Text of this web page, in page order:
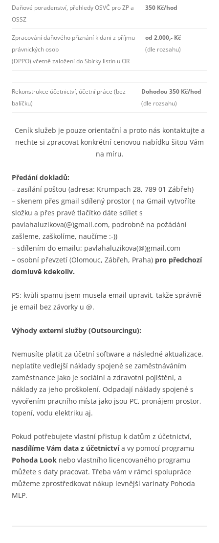
Daňové poradenství, přehledy OSVČ pro ZP a
OSSZ
350 Kč/hod
Zpracování daňového přiznání k dani z příjmu
právnických osob
(DPPO) včetně založení do Sbírky listin u OR
od 2.000,- Kč
(dle rozsahu)
Rekonstrukce účetnictví, účetní práce (bez
balíčku)
Dohodou 350 Kč/hod
(dle rozsahu)
Ceník služeb je pouze orientační a proto nás kontaktujte a
nechte si zpracovat konkrétní cenovou nabídku šitou Vám
na míru.
Předání dokladů:
– zasílání poštou (adresa: Krumpach 28, 789 01 Zábřeh)
– skenem přes gmail sdílený prostor ( na Gmail vytvoříte
složku a přes pravé tlačítko dáte sdílet s
pavlahaluzikova(@)gmail.com, podrobně na požádání
zašleme, zaškolíme, naučíme :-))
– sdílením do emailu: pavlahaluzikova(@)gmail.com
– osobní převzetí (Olomouc, Zábřeh, Praha) pro předchozí
domluvě kdekoliv.
PS: kvůli spamu jsem musela email upravit, takže správně
je email bez závorky u @.
Výhody externí služby (Outsourcingu):
Nemusíte platit za účetní software a následné aktualizace,
neplatíte vedlejší náklady spojené se zaměstnáváním
zaměstnance jako je sociální a zdravotní pojištění, a
náklady za jeho proškolení. Odpadají náklady spojené s
vyvořením pracního místa jako jsou PC, pronájem prostor,
topení, vodu elektriku aj.
Pokud potřebujete vlastní přistup k datům z účetnictví,
nasdílíme Vám data z účetnictvía vy pomocí programu
Pohoda Look nebo vlastního licencovaného programu
můžete s daty pracovat. Třeba vám v rámci spolupráce
můžeme zprostředkovat nákup levnější varinaty Pohoda
MLP.